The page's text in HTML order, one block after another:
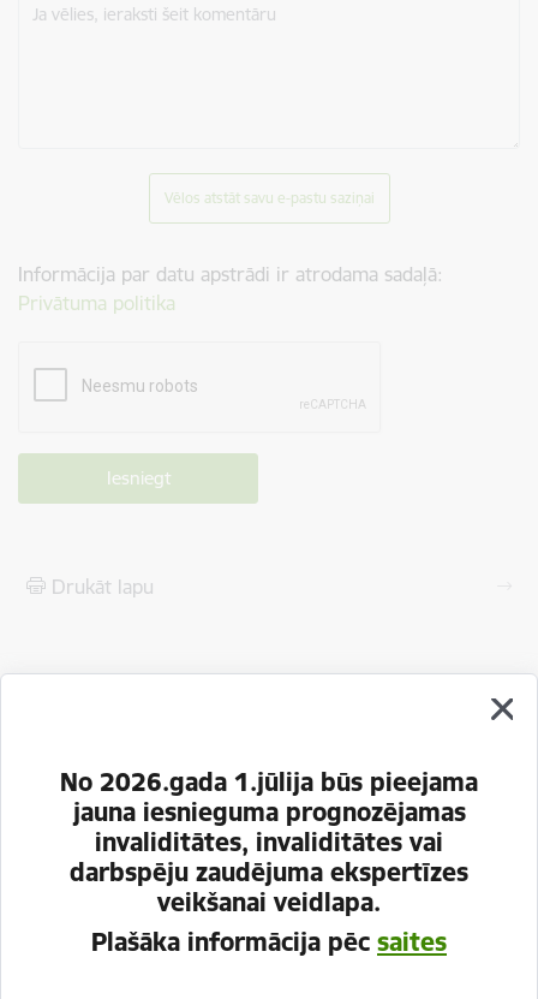
No 2026.gada 1.jūlija būs pieejama
jauna iesnieguma prognozējamas
invaliditātes, invaliditātes vai
darbspēju zaudējuma ekspertīzes
veikšanai veidlapa.
Plašāka informācija pēc saites
Ja vēlies, ieraksti šeit komentāru
Vēlos atstāt savu e-pastu saziņai
Informācija par datu apstrādi ir atrodama sadaļā:
Privātuma politika
Drukāt lapu